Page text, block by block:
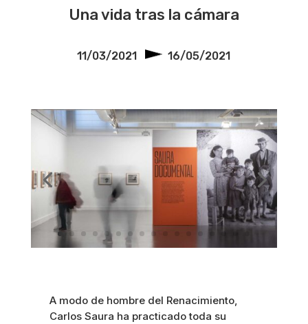
Una vida tras la cámara
11/03/2021 16/05/2021
A modo de hombre del Renacimiento,
Carlos Saura ha practicado toda su